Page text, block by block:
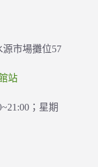
市場攤位57
站
；星期